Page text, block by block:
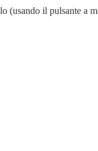
(usando il pulsante a